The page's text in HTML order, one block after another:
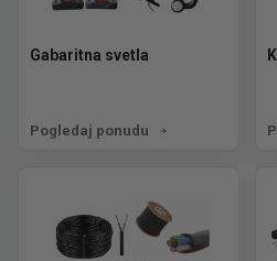
Gabaritna svetla
Pogledaj ponudu